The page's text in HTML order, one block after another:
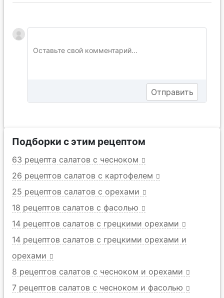
Подборки с этим рецептом
63 рецепта салатов с чесноком
26 рецептов салатов с картофелем
25 рецептов салатов с орехами
18 рецептов салатов с фасолью
14 рецептов салатов с грецкими орехами
14 рецептов салатов с грецкими орехами и
орехами
8 рецептов салатов с чесноком и орехами
7 рецептов салатов с чесноком и фасолью